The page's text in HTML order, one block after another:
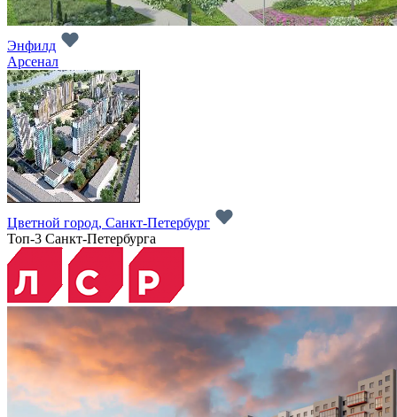
Энфилд
Арсенал
Цветной город, Санкт-Петербург
Топ-3 Санкт-Петербурга